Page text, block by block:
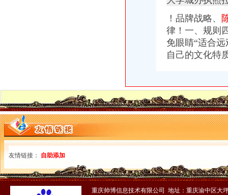
招聘LTE网优工程师（重庆办）_深圳市志威信实业有限公司-通信人才
沙坪坝局创建适应工商职能需求的重庆代办协作机制网络-重庆帅博
求沙坪坝网吧执照和巴南网吧执照落地问题-重庆社区
歌乐山
错游歌乐山
【58同城】衡水到歌乐山旅游_衡水到歌乐山旅游线路报价
【58同城】玉林到歌乐山旅游_玉林到歌乐山旅游线路报价
【58同城】松原到歌乐山旅游_松原到歌乐山旅游线路报价
安家歌乐山森林里享受在山城的有氧日子_房产资讯-重庆房天下
曾家办执照
成都办理糕店营业执照找哪家-成都武侯机投镇资质认证-今天信息-分
这座城开公司办执照只需1小时还发1亿元资助_手机新浪网
！品牌战略、
律！一、规则
免眼睛“适合
自己的文化特
友情链接： 自助添加
重庆帅博信息技术有限公司 地址：重庆渝中区大